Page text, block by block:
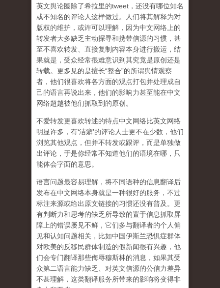
英文舆论圈除了希拉里的tweet，还没有哪位知名
或不知名的评论人这样做过。人们将其解释为对
版权的维护，或许可以理解，因为中文网络上的
转发者大多缺乏主动探寻和携带信源的习惯，甚
至不喜欢转发、直接复制内容本身进行搬运，结
果就是，受众经常很难意识到其究竟是原创还是
转载。更多见的是擅长“整合”的所谓舆情观察
者，他们很喜欢将各方面的观点打包并处理成自
己的语言再说出来，他们的影响力甚至能在中文
网络超越被他们抓取到的原创。
不爱转发更喜欢转述的特点中文网络比英文网络
明显许多，有‘洁癖’的评论人士更不在少数，他们
浏览其他观点，但并不转发或跟评，而是单独做
出评论，于是你经常不知道他们的语境在哪，只
能体会字面的意思。
语言问题最容易理解，将不同语种的信息翻译后
发布在中文网络本身就是一种很好的服务，不过
标注来源或给出原文链接的习惯还没有普及。更
有判断力和思考的缺乏所导致的置于信息抓取屏
障上的错误屡见不鲜，它们多与翻译者的个人偏
见和认知问题相关，比如中国伊斯兰恐惧症群体
对欧美的反移民群体制造的假新闻很有兴趣，他
们会专门翻译那些侮辱穆斯林的消息，如果其受
众第二语言能力缺乏、对英文信源的公信力差异
不甚理解，这类翻译服务所带来的影响将变得非